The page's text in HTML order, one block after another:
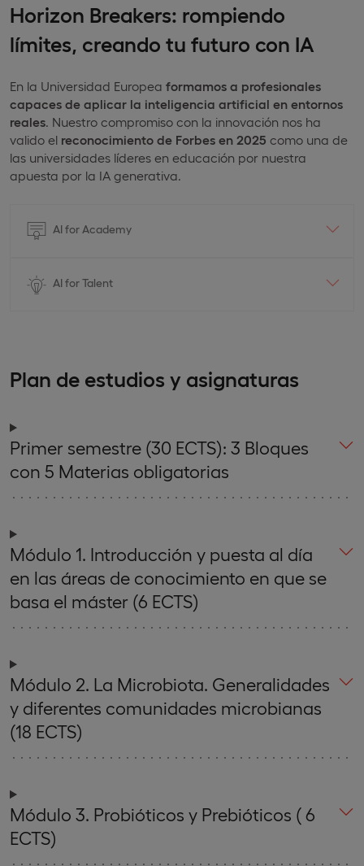
Horizon Breakers: rompiendo
límites, creando tu futuro con IA
En la Universidad Europea formamos a profesionales
capaces de aplicar la inteligencia artificial en entornos
reales. Nuestro compromiso con la innovación nos ha
valido el reconocimiento de Forbes en 2025 como una de
las universidades líderes en educación por nuestra
apuesta por la IA generativa.
AI for Academy
AI for Talent
Plan de estudios y asignaturas
Primer semestre (30 ECTS): 3 Bloques
con 5 Materias obligatorias
Módulo 1. Introducción y puesta al día
en las áreas de conocimiento en que se
basa el máster (6 ECTS)
Módulo 2. La Microbiota. Generalidades
y diferentes comunidades microbianas
(18 ECTS)
Módulo 3. Probióticos y Prebióticos ( 6
ECTS)